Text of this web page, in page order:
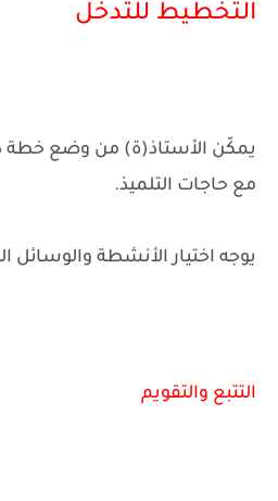
التخطيط للتدخل
يمكّن الأستاذ(ة) من وضع خطة
مع حاجات التلميذ.
يوجه اختيار الأنشطة والوسائل
التتبع والتقويم